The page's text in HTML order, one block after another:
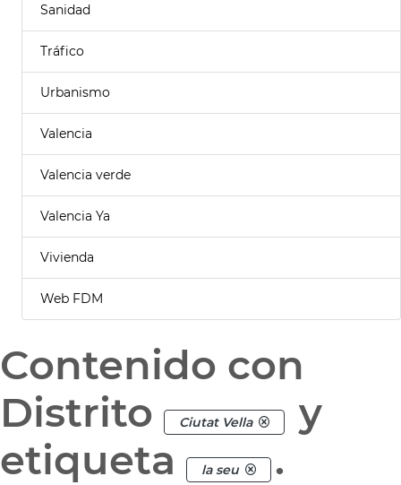
Sanidad
Tráfico
Urbanismo
Valencia
Valencia verde
Valencia Ya
Vivienda
Web FDM
Contenido con
Distrito
Ciutat Vella
y
etiqueta
la seu .